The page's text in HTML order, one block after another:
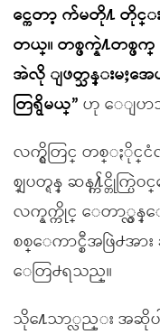
င္ကေတာ့ က်မတို႔ တိုင္
တယ္။ တစ္ဖက္နဲ႔တစ္ဖ
အဲလို ျဖတ္သန္းမႈအေ
တြရွိမယ္” ဟု ေျပာ
လက္ရွိတြင္ တစ္ႏိုင္ငံလုံ
စ္ျပတ္ရန္ ဆန႔္က်င္တို
လက္နက္ကိုင္ ေတာ္လွ
စစ္ေကာင္စီအဖြဲ႕အ
ေတြ႕ရသည္။
သို႔ေသာ္လည္း အဆိုပ